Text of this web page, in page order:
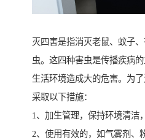
灭四害是指消灭老鼠、蚊子
虫。这四种害虫是传播疾病
生活环境造成大的危害。为
采取以下措施：
1、加生管理，保持环境清洁
2、使用有效的，如气雾剂、